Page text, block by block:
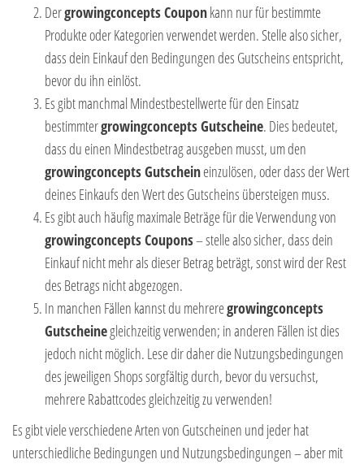
Dergrowingconcepts Couponkann nur für bestimmte
Produkte oder Kategorien verwendet werden. Stelle also sicher,
dass dein Einkauf den Bedingungen des Gutscheins entspricht,
bevor du ihn einlöst.
Es gibt manchmal Mindestbestellwerte für den Einsatz
bestimmtergrowingconcepts Gutscheine. Dies bedeutet,
dass du einen Mindestbetrag ausgeben musst, um den
growingconcepts Gutscheineinzulösen, oder dass der Wert
deines Einkaufs den Wert des Gutscheins übersteigen muss.
Es gibt auch häufig maximale Beträge für die Verwendung von
growingconcepts Coupons– stelle also sicher, dass dein
Einkauf nicht mehr als dieser Betrag beträgt, sonst wird der Rest
des Betrags nicht abgezogen.
In manchen Fällen kannst du mehreregrowingconcepts
Gutscheinegleichzeitig verwenden; in anderen Fällen ist dies
jedoch nicht möglich. Lese dir daher die Nutzungsbedingungen
des jeweiligen Shops sorgfältig durch, bevor du versuchst,
mehrere Rabattcodes gleichzeitig zu verwenden!
Es gibt viele verschiedene Arten von Gutscheinen und jeder hat
unterschiedliche Bedingungen und Nutzungsbedingungen – aber mit